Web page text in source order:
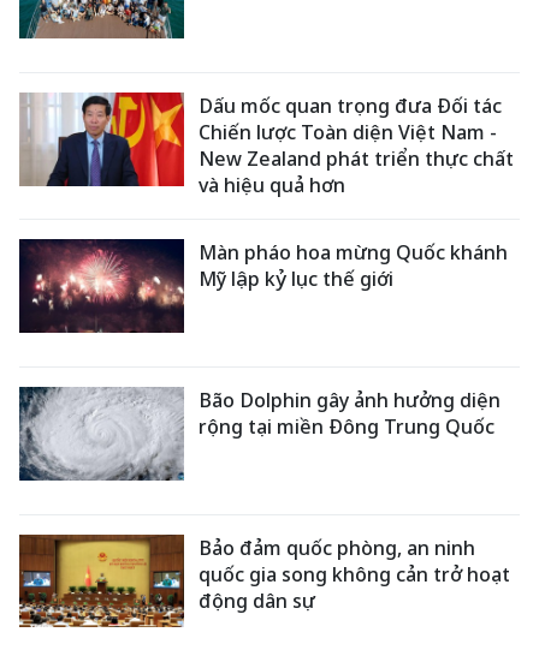
Dấu mốc quan trọng đưa Đối tác
Chiến lược Toàn diện Việt Nam -
New Zealand phát triển thực chất
và hiệu quả hơn
Màn pháo hoa mừng Quốc khánh
Mỹ lập kỷ lục thế giới
Bão Dolphin gây ảnh hưởng diện
rộng tại miền Đông Trung Quốc
Bảo đảm quốc phòng, an ninh
quốc gia song không cản trở hoạt
động dân sự